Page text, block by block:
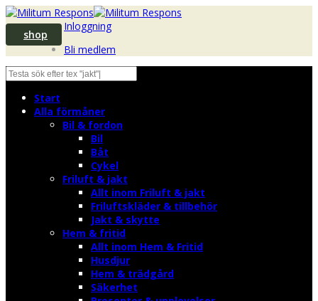
shop
Inloggning
Bli medlem
Start
Alla förmåner
Bil & fordon
Bil
Båt
Cykel
Friluft & jakt
Allt inom Friluft & jakt
Friluftskläder & tillbehör
Jakt & skytte
Hem & fritid
Allt inom Hem & Fritid
Husdjur
Hem & trädgård
Säkerhet